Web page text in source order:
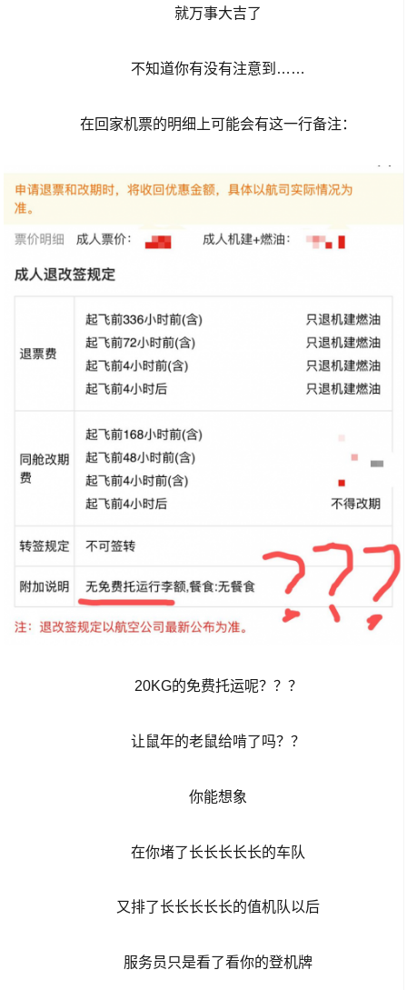
就万事大吉了
不知道你有没有注意到……
在回家机票的明细上可能会有这一行备注：
20KG的免费托运呢？？？
让鼠年的老鼠给啃了吗？？
你能想象
在你堵了长长长长长的车队
又排了长长长长长的值机队以后
服务员只是看了看你的登机牌